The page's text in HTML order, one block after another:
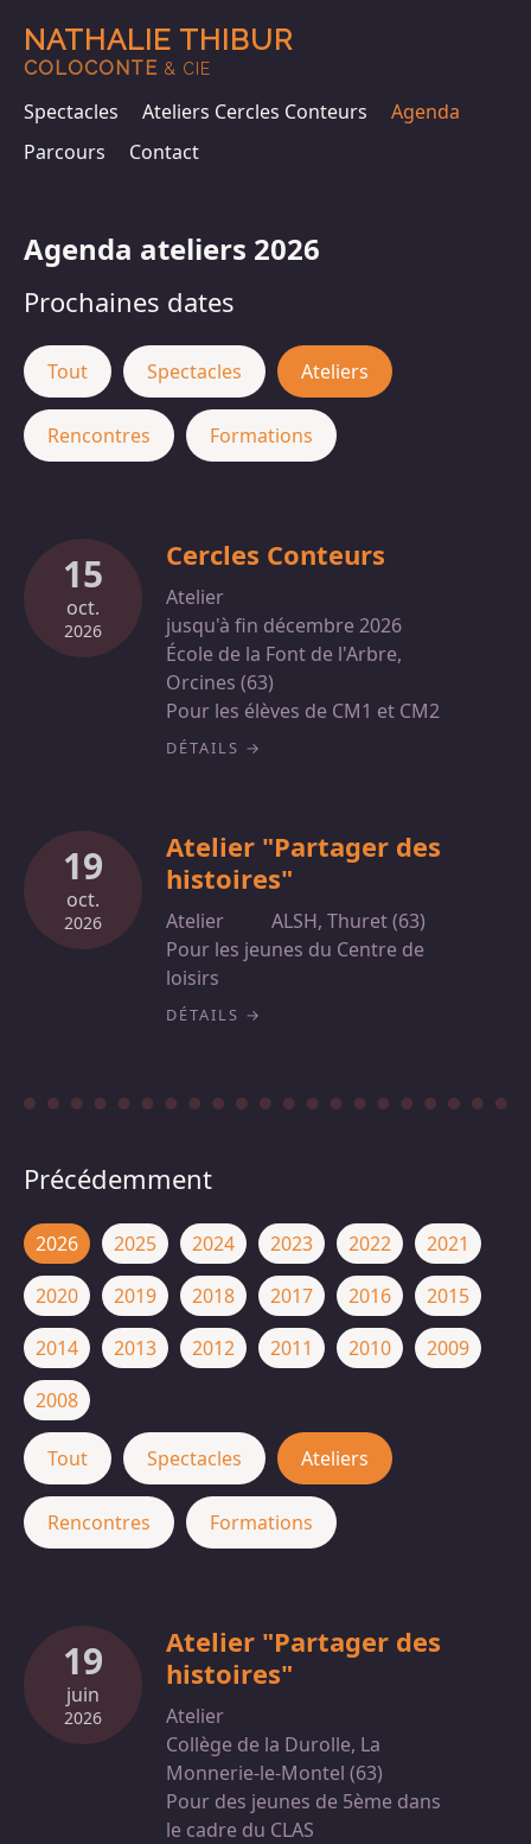
NATHALIE THIBUR
COLOCONTE & CIE
Spectacles Ateliers Cercles Conteurs
Agenda
Parcours
Contact
Agenda ateliers 2026
Prochaines dates
Tout Spectacles Ateliers
Rencontres Formations
15
oct.
2026
Cercles Conteurs
Atelier
jusqu'à fin décembre 2026
École de la Font de l'Arbre,
Orcines (63)
Pour les élèves de CM1 et CM2
DÉTAILS
19
oct.
2026
Atelier "Partager des
histoires"
Atelier
ALSH, Thuret (63)
Pour les jeunes du Centre de
loisirs
DÉTAILS
Précédemment
2026 2025 2024 2023 2022
2021
2020
2019 2018 2017 2016
2015
2014
2013 2012 2011 2010
2009
2008
Tout Spectacles Ateliers
Rencontres Formations
19
juin
2026
Atelier "Partager des
histoires"
Atelier
Collège de la Durolle, La
Monnerie-le-Montel (63)
Pour des jeunes de 5ème dans
le cadre du CLAS